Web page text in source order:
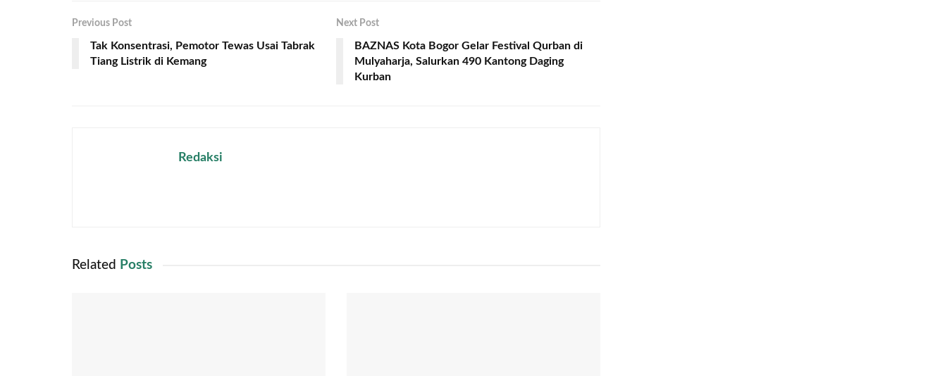
Previous Post
Tak Konsentrasi, Pemotor Tewas Usai Tabrak
Tiang Listrik di Kemang
Next Post
BAZNAS Kota Bogor Gelar Festival Qurban di
Mulyaharja, Salurkan 490 Kantong Daging
Kurban
Redaksi
Related Posts